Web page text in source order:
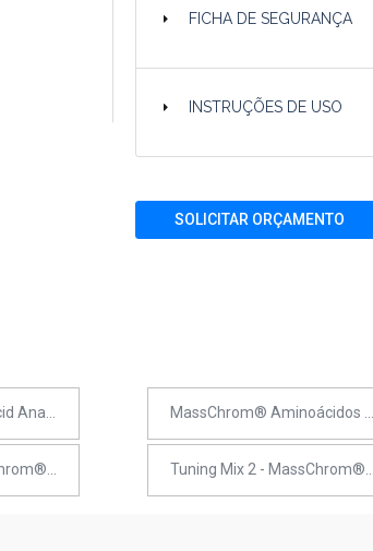
FICHA DE SEGURANÇA
INSTRUÇÕES DE USO
SOLICITAR ORÇAMENTO